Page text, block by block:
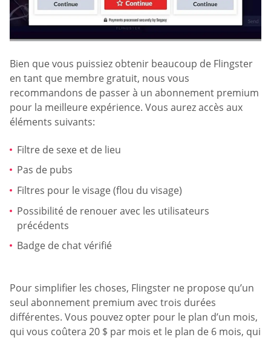
Bien que vous puissiez obtenir beaucoup de Flingster
en tant que membre gratuit, nous vous
recommandons de passer à un abonnement premium
pour la meilleure expérience. Vous aurez accès aux
éléments suivants:
Filtre de sexe et de lieu
Pas de pubs
Filtres pour le visage (flou du visage)
Possibilité de renouer avec les utilisateurs
précédents
Badge de chat vérifié
Pour simplifier les choses, Flingster ne propose qu’un
seul abonnement premium avec trois durées
différentes. Vous pouvez opter pour le plan d’un mois,
qui vous coûtera 20 $ par mois et le plan de 6 mois, qui